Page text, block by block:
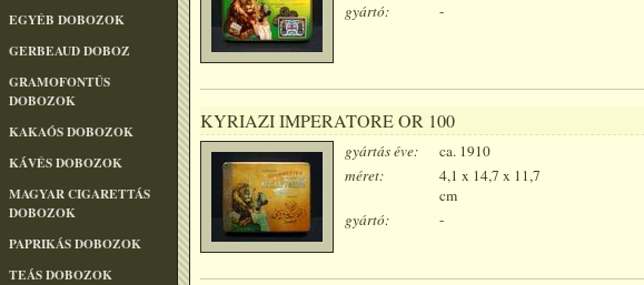
EGYÉB DOBOZOK
GERBEAUD DOBOZ
GRAMOFONTÛS
DOBOZOK
KAKAÓS DOBOZOK
KÁVÉS DOBOZOK
MAGYAR CIGARETTÁS
DOBOZOK
PAPRIKÁS DOBOZOK
TEÁS DOBOZOK
gyártó:
-
KYRIAZI IMPERATORE OR 100
gyártás éve:
ca. 1910
méret:
4,1 x 14,7 x 11,7
cm
gyártó:
-